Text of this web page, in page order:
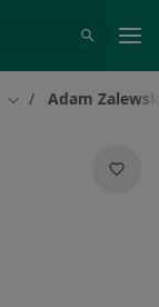
Zmień miasto
Adam